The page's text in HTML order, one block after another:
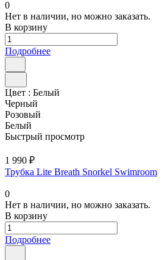
0
Нет в наличии, но можно заказать.
В корзину
Подробнее
Цвет : Белый
Черный
Розовый
Белый
Быстрый просмотр
1 990 ₽
Трубка Lite Breath Snorkel Swimroom
0
Нет в наличии, но можно заказать.
В корзину
Подробнее